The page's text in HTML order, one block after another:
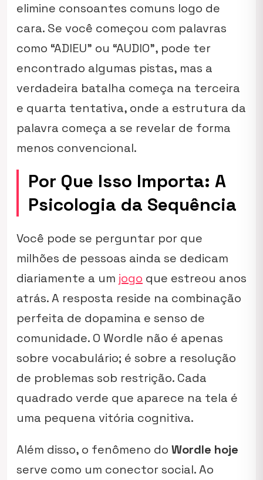
elimine consoantes comuns logo de
cara. Se você começou com palavras
como “ADIEU” ou “AUDIO”, pode ter
encontrado algumas pistas, mas a
verdadeira batalha começa na terceira
e quarta tentativa, onde a estrutura da
palavra começa a se revelar de forma
menos convencional.
Por Que Isso Importa: A
Psicologia da Sequência
Você pode se perguntar por que
milhões de pessoas ainda se dedicam
diariamente a um jogo que estreou anos
atrás. A resposta reside na combinação
perfeita de dopamina e senso de
comunidade. O Wordle não é apenas
sobre vocabulário; é sobre a resolução
de problemas sob restrição. Cada
quadrado verde que aparece na tela é
uma pequena vitória cognitiva.
Além disso, o fenômeno do Wordle hoje
serve como um conector social. Ao